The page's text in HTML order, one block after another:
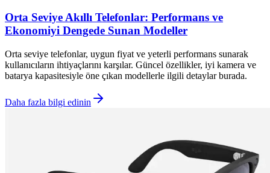
Orta Seviye Akıllı Telefonlar: Performans ve
Ekonomiyi Dengede Sunan Modeller
Orta seviye telefonlar, uygun fiyat ve yeterli performans sunarak
kullanıcıların ihtiyaçlarını karşılar. Güncel özellikler, iyi kamera ve
batarya kapasitesiyle öne çıkan modellerle ilgili detaylar burada.
Daha fazla bilgi edinin